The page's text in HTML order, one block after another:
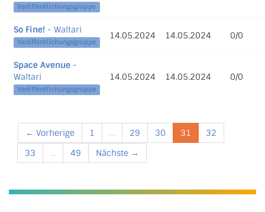
Veröffentlichungsgruppe
So Fine! - Waltari
Veröffentlichungsgruppe
14.05.2024 14.05.2024 0/0
Space Avenue -
Waltari
Veröffentlichungsgruppe
14.05.2024 14.05.2024 0/0
← Vorherige 1 ... 29 30 31
32
33
... 49 Nächste →